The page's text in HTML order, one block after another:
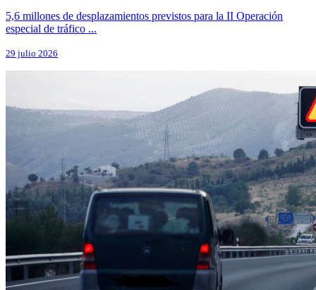
5,6 millones de desplazamientos previstos para la II Operación
especial de tráfico ...
29 julio 2026